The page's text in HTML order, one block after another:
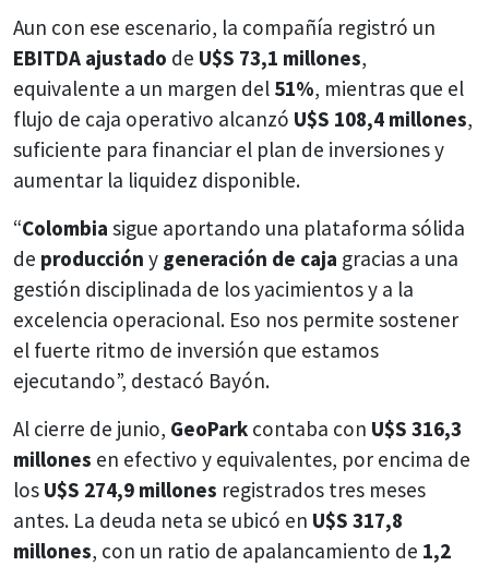
Aun con ese escenario, la compañía registró un
EBITDA ajustado de U$S 73,1 millones,
equivalente a un margen del 51%, mientras que el
flujo de caja operativo alcanzó U$S 108,4 millones,
suficiente para financiar el plan de inversiones y
aumentar la liquidez disponible.
“Colombia sigue aportando una plataforma sólida
de producción y generación de caja gracias a una
gestión disciplinada de los yacimientos y a la
excelencia operacional. Eso nos permite sostener
el fuerte ritmo de inversión que estamos
ejecutando”, destacó Bayón.
Al cierre de junio, GeoPark contaba con U$S 316,3
millones en efectivo y equivalentes, por encima de
los U$S 274,9 millones registrados tres meses
antes. La deuda neta se ubicó en U$S 317,8
millones, con un ratio de apalancamiento de 1,2